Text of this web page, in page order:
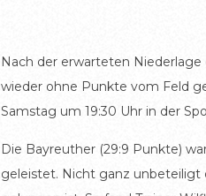
Nach der erwarteten
wieder ohne Punkte vom Feld
Samstag um 19:30 Uhr in der
Die Bayreuther (29:9 Punkte)
geleistet. Nicht ganz unbeteiligt